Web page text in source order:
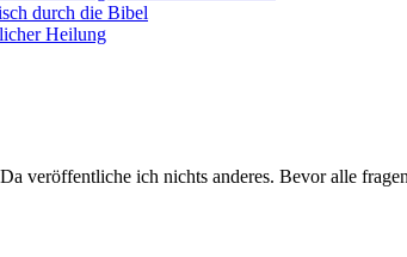
durch die Bibel
Heilung
veröffentliche ich nichts anderes. Bevor alle